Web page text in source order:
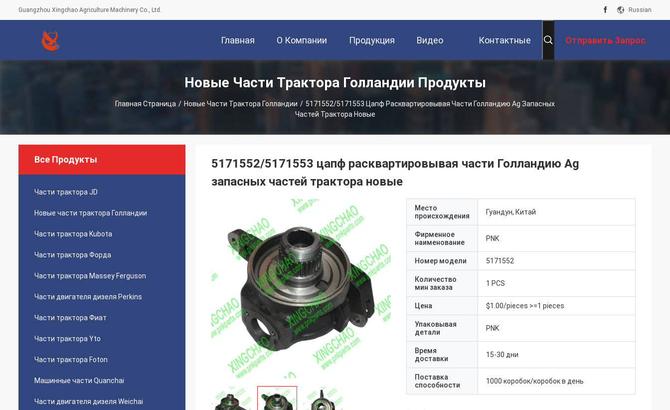
Guangzhou Xingchao Agriculture Machinery Co., Ltd. Russian
Главная
Страница
О Компании Продукция Видео Контактные Отправить Запрос
Новые Части Трактора Голландии Продукты
Главная Страница / Новые Части Трактора Голландии / 5171552/5171553 Цапф Расквартировывая Части Голландию Ag Запасных
Частей Трактора Новые
Все Продукты
Части трактора JD
Новые части трактора Голландии
Части трактора Kubota
Части трактора Форда
Части трактора Massey Ferguson
Части двигателя дизеля Perkins
Части трактора Фиат
Части трактора Yto
Части трактора Foton
Машинные части Quanchai
Части двигателя дизеля Weichai
5171552/5171553 цапф расквартировывая части Голландию Ag
запасных частей трактора новые
Место
происхождения
Гуандун, Китай
Фирменное
наименование
PNK
Номер модели 5171552
Количество
мин заказа
1 PCS
Цена $1.00/pieces >=1 pieces
Упаковывая
детали
PNK
Время
доставки
15-30 дни
Поставка
способности
1000 коробок/коробок в день